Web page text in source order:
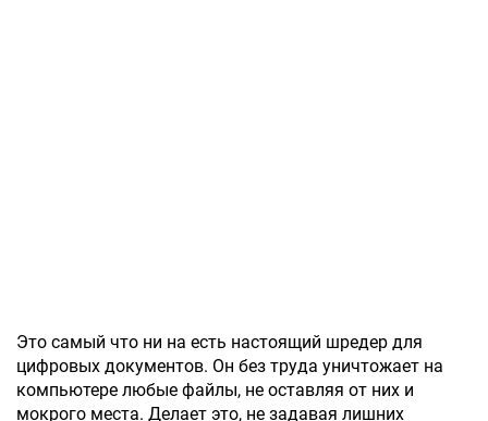
Это самый что ни на есть настоящий шредер для
цифровых документов. Он без труда уничтожает на
компьютере любые файлы, не оставляя от них и
мокрого места. Делает это, не задавая лишних